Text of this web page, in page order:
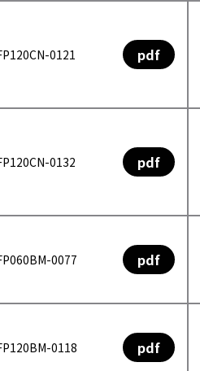
0121 pdf
0132 pdf
0077 pdf
0118 pdf